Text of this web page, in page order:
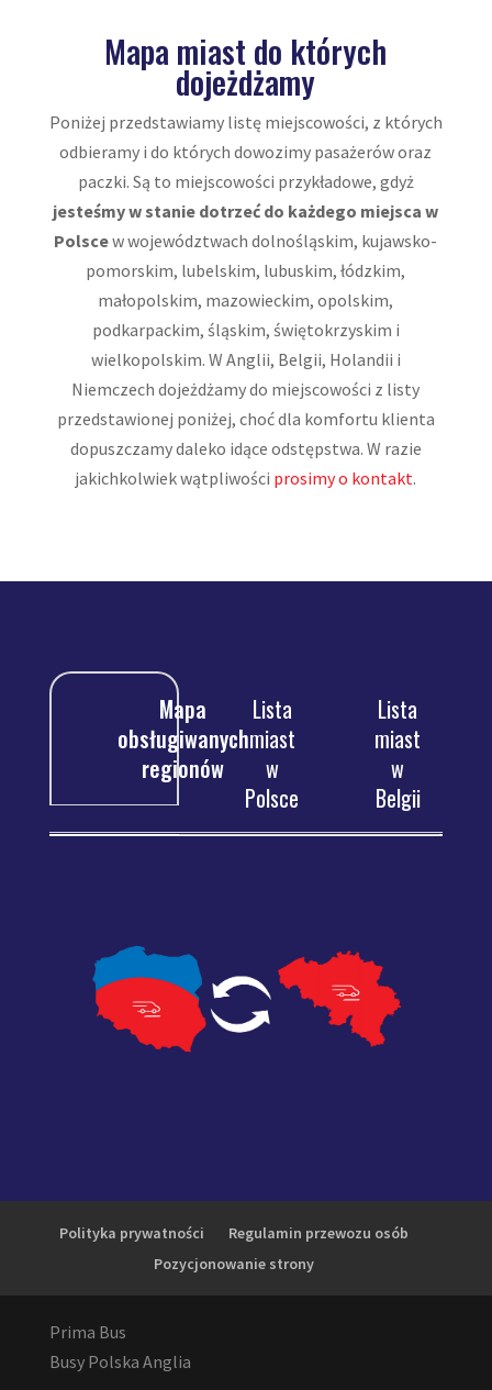
Mapa miast do których
dojeżdżamy
Poniżej przedstawiamy listę miejscowości, z których
odbieramy i do których dowozimy pasażerów oraz
paczki. Są to miejscowości przykładowe, gdyż
jesteśmy w stanie dotrzeć do każdego miejsca w
Polscew województwach dolnośląskim, kujawsko-
pomorskim, lubelskim, lubuskim, łódzkim,
małopolskim, mazowieckim, opolskim,
podkarpackim, śląskim, świętokrzyskim i
wielkopolskim. W Anglii, Belgii, Holandii i
Niemczech dojeżdżamy do miejscowości z listy
przedstawionej poniżej, choć dla komfortu klienta
dopuszczamy daleko idące odstępstwa. W razie
jakichkolwiek wątpliwości prosimy o kontakt.
Mapa
obsługiwanych
regionów
Lista
miast
w
Polsce
Lista
miast
w
Belgii
Polityka prywatności
Regulamin przewozu osób
Pozycjonowanie strony
Prima Bus
Busy Polska Anglia